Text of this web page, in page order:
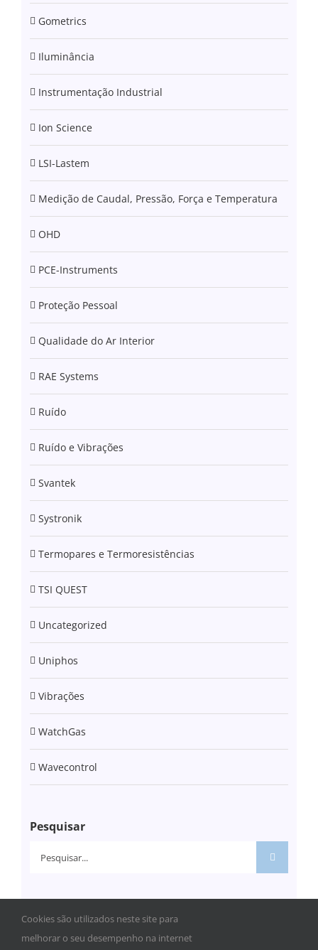
Gometrics
Iluminância
Instrumentação Industrial
Ion Science
LSI-Lastem
Medição de Caudal, Pressão, Força e Temperatura
OHD
PCE-Instruments
Proteção Pessoal
Qualidade do Ar Interior
RAE Systems
Ruído
Ruído e Vibrações
Svantek
Systronik
Termopares e Termoresistências
TSI QUEST
Uncategorized
Uniphos
Vibrações
WatchGas
Wavecontrol
Pesquisar
Pesquisar
Cookies são utilizados neste site para
melhorar o seu desempenho na internet